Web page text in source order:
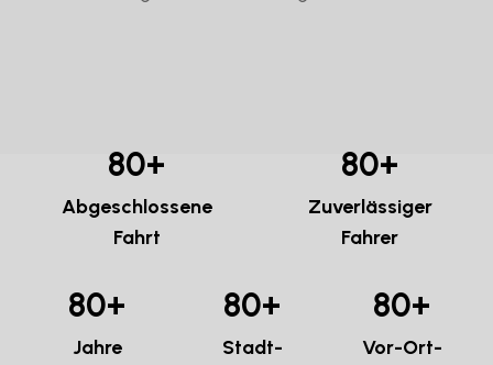
80+
Abgeschlossene
Fahrt
80+
Zuverlässiger
Fahrer
80+
Jahre
80+
Stadt-
80+
Vor-Ort-